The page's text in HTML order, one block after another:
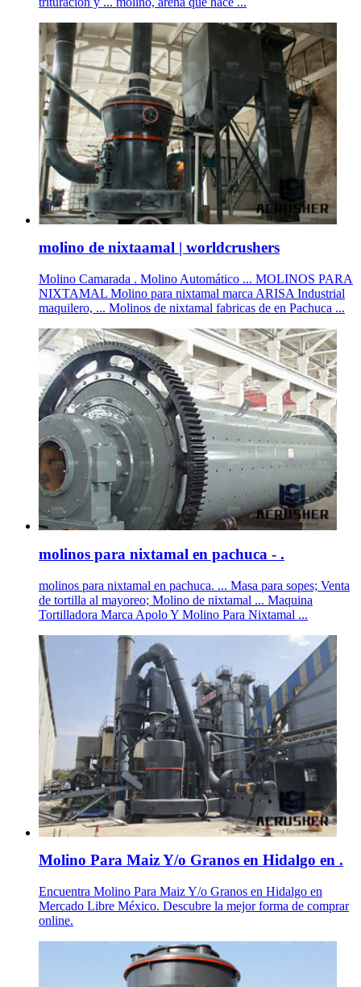
molino de nixtaamal | worldcrushers
Molino Camarada . Molino Automático ... MOLINOS PARA
NIXTAMAL Molino para nixtamal marca ARISA Industrial
maquilero, ... Molinos de nixtamal fabricas de en Pachuca ...
molinos para nixtamal en pachuca - .
molinos para nixtamal en pachuca. ... Masa para sopes; Venta
de tortilla al mayoreo; Molino de nixtamal ... Maquina
Tortilladora Marca Apolo Y Molino Para Nixtamal ...
Molino Para Maiz Y/o Granos en Hidalgo en .
Encuentra Molino Para Maiz Y/o Granos en Hidalgo en
Mercado Libre México. Descubre la mejor forma de comprar
online.